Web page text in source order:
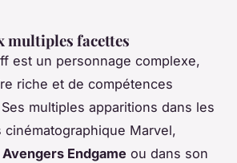
multiples facettes
est un personnage complexe,
riche et de compétences
multiples apparitions dans les
Marvel,
Avengers Endgame ou dans son